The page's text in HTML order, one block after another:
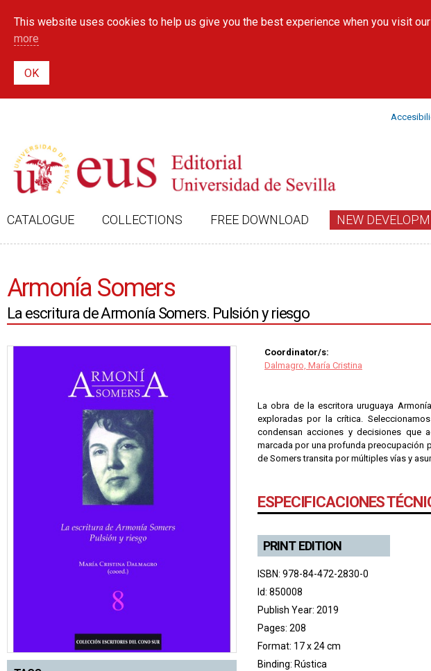
This website uses cookies to help us give you the best experience when you visit
more
CATALOGUE COLLECTIONS FREE DOWNLOAD NEW
Armonía Somers
La escritura de Armonía Somers. Pulsión y riesgo
Coordinator/s:
Dalmagro, María Cristina
La obra de la escritora uruguaya
exploradas por la crítica.
condensan acciones y decisiones que
marcada por una profunda preocupación
de Somers transita por múltiples vías y
ESPECIFICACIONES
PRINT EDITION
ISBN: 978-84-472-2830-0
Id: 850008
Publish Year: 2019
Pages: 208
Format: 17 x 24 cm
Binding: Rústica